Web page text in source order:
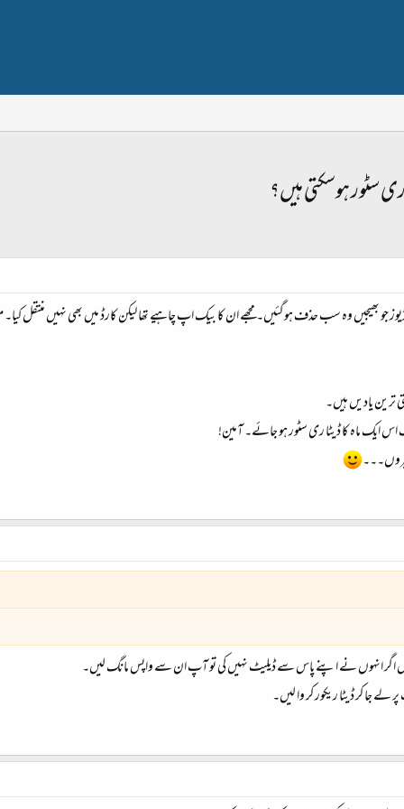
سٹور ہوسکتی ہیں؟
ترین یادیں ہیں۔
ایک ماہ کا ڈیٹا ری سٹور ہو جائے۔ آمین!
اگر انہوں نے اپنے پاس سے ڈیلیٹ نہیں کی تو آپ ان سے واپس مانگ لیں۔
کر ڈیٹا ریکور کر وا لیں۔